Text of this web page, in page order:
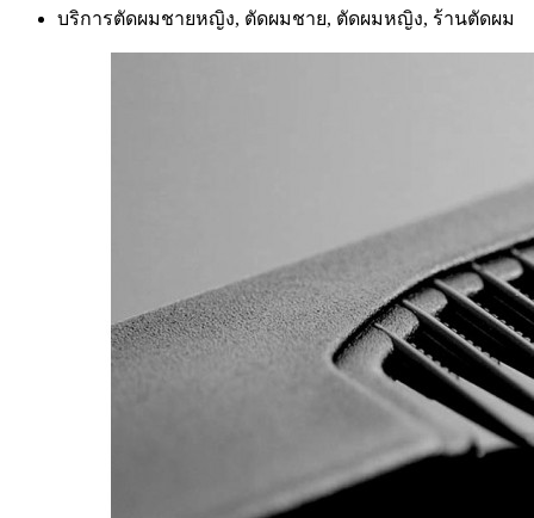
บริการตัดผมชายหญิง, ตัดผมชาย, ตัดผมหญิง, ร้านตัดผม